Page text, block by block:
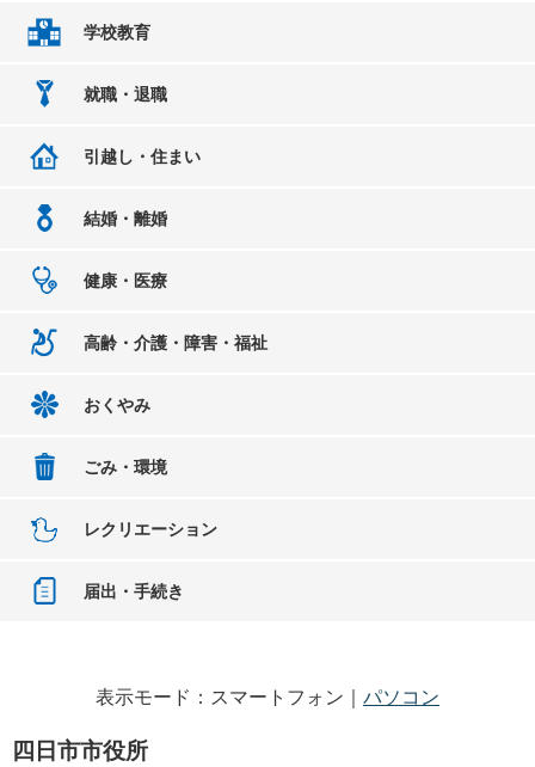
学校教育
就職・退職
引越し・住まい
結婚・離婚
健康・医療
高齢・介護・障害・福祉
おくやみ
ごみ・環境
レクリエーション
届出・手続き
表示モード：スマートフォン｜ パソコン
四日市市役所